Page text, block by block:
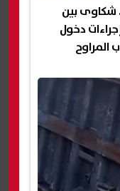
شكاوى بين
دخول
المراوح